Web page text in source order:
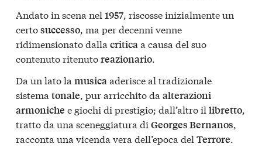
Andato in scena nel 1957 , riscosse inizialmente un
certosuccesso , ma per decenni venne
ridimensionato dalla critica a causa del suo
contenuto ritenutoreazionario
Da un lato la musicaaderisce al tradizionale
sistema tonale, pur arricchito da alterazioni
armoniche e giochi di prestigio; dall’altro il libretto,
tratto da una sceneggiatura di Georges Bernanos,
racconta una vicenda vera dell’epoca del Terrore.